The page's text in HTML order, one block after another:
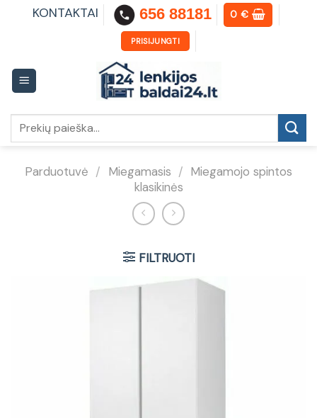
KONTAKTAI 656 88181 0€
PRISIJUNGTI
Parduotuvė / Miegamasis / Miegamojo spintos
klasikinės
FILTRUOTI